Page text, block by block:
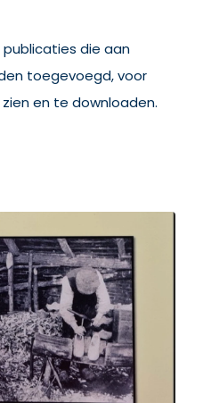
publicaties die aan
toegevoegd, voor
en te downloaden.